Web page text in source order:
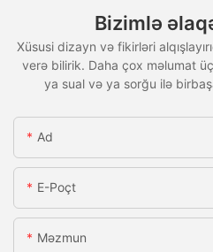
Bizimlə
Xüsusi dizayn və fikirləri
verə bilirik. Daha çox məlumat
ya sual və ya sorğu ilə
Ad
E-Poçt
Məzmun